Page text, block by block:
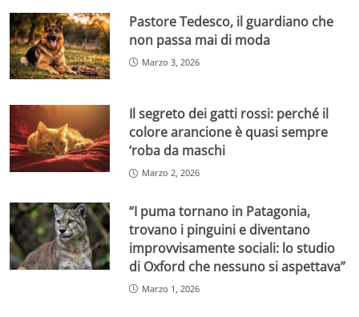
Pastore Tedesco, il guardiano che
non passa mai di moda
Marzo 3, 2026
Il segreto dei gatti rossi: perché il
colore arancione è quasi sempre
‘roba da maschi
Marzo 2, 2026
“I puma tornano in Patagonia,
trovano i pinguini e diventano
improvvisamente sociali: lo studio
di Oxford che nessuno si aspettava”
Marzo 1, 2026